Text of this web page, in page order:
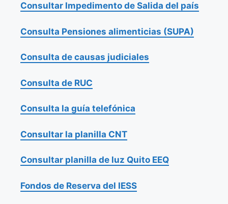
Consultar Impedimento de Salida del país
Consulta Pensiones alimenticias (SUPA)
Consulta de causas judiciales
Consulta de RUC
Consulta la guía telefónica
Consultar la planilla CNT
Consultar planilla de luz Quito EEQ
Fondos de Reserva del IESS